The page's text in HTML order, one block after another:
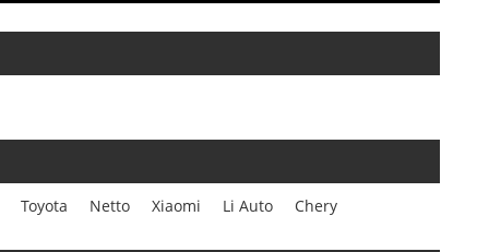
Toyota Netto Xiaomi Li Auto
Chery